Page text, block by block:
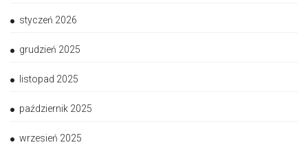
styczeń 2026
grudzień 2025
listopad 2025
październik 2025
wrzesień 2025